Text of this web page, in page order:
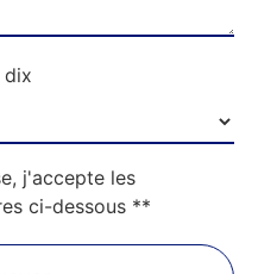
dix
j'accepte les
ci-dessous **